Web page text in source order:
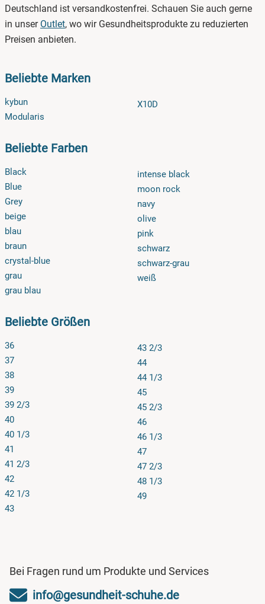
Deutschland ist versandkostenfrei. Schauen Sie auch gerne
in unser Outlet, wo wir Gesundheitsprodukte zu reduzierten
Preisen anbieten.
Beliebte Marken
kybun
Modularis
X10D
Beliebte Farben
Black
Blue
Grey
beige
blau
braun
crystal-blue
grau
grau blau
intense black
moon rock
navy
olive
pink
schwarz
schwarz-grau
weiß
Beliebte Größen
36
37
38
39
39 2/3
40
40 1/3
41
41 2/3
42
42 1/3
43
43 2/3
44
44 1/3
45
45 2/3
46
46 1/3
47
47 2/3
48 1/3
49
Bei Fragen rund um Produkte und Services
info@gesundheit-schuhe.de